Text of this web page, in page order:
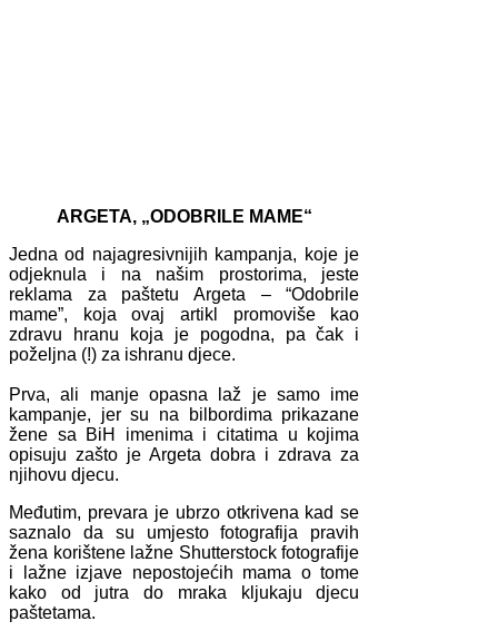
ARGETA, „ODOBRILE MAME“
Jedna od najagresivnijih kampanja, koje je
odjeknula i na našim prostorima, jeste
reklama za paštetu Argeta – “Odobrile
mame”, koja ovaj artikl promoviše kao
zdravu hranu koja je pogodna, pa čak i
poželjna (!) za ishranu djece.
Prva, ali manje opasna laž je samo ime
kampanje, jer su na bilbordima prikazane
žene sa BiH imenima i citatima u kojima
opisuju zašto je Argeta dobra i zdrava za
njihovu djecu.
Međutim, prevara je ubrzo otkrivena kad se
saznalo da su umjesto fotografija pravih
žena korištene lažne Shutterstock fotografije
i lažne izjave nepostojećih mama o tome
kako od jutra do mraka kljukaju djecu
paštetama.